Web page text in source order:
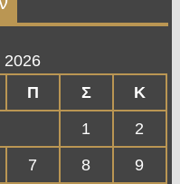
2026
Π Σ
Κ
1
2
7 8
9